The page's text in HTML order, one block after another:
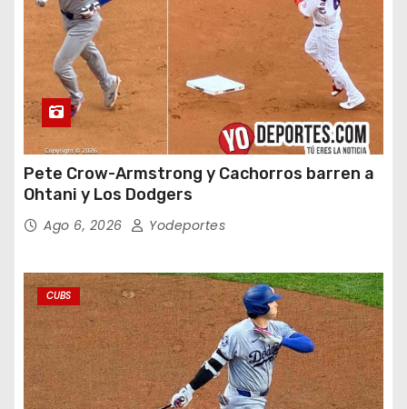
Pete Crow-Armstrong y Cachorros barren a
Ohtani y Los Dodgers
Ago 6, 2026 Yodeportes
CUBS